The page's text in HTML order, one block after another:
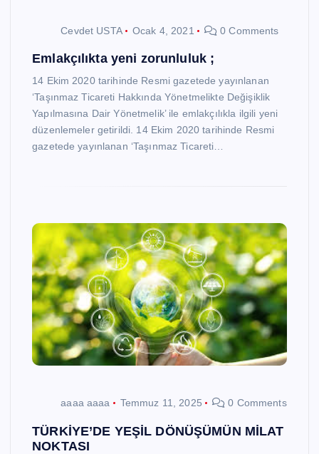
Cevdet USTA Ocak 4, 2021 0 Comments
Emlakçılıkta yeni zorunluluk ;
14 Ekim 2020 tarihinde Resmi gazetede yayınlanan
‘Taşınmaz Ticareti Hakkında Yönetmelikte Değişiklik
Yapılmasına Dair Yönetmelik’ ile emlakçılıkla ilgili yeni
düzenlemeler getirildi. 14 Ekim 2020 tarihinde Resmi
gazetede yayınlanan ‘Taşınmaz Ticareti…
aaaa aaaa Temmuz 11, 2025 0 Comments
TÜRKİYE’DE YEŞİL DÖNÜŞÜMÜN MİLAT
NOKTASI